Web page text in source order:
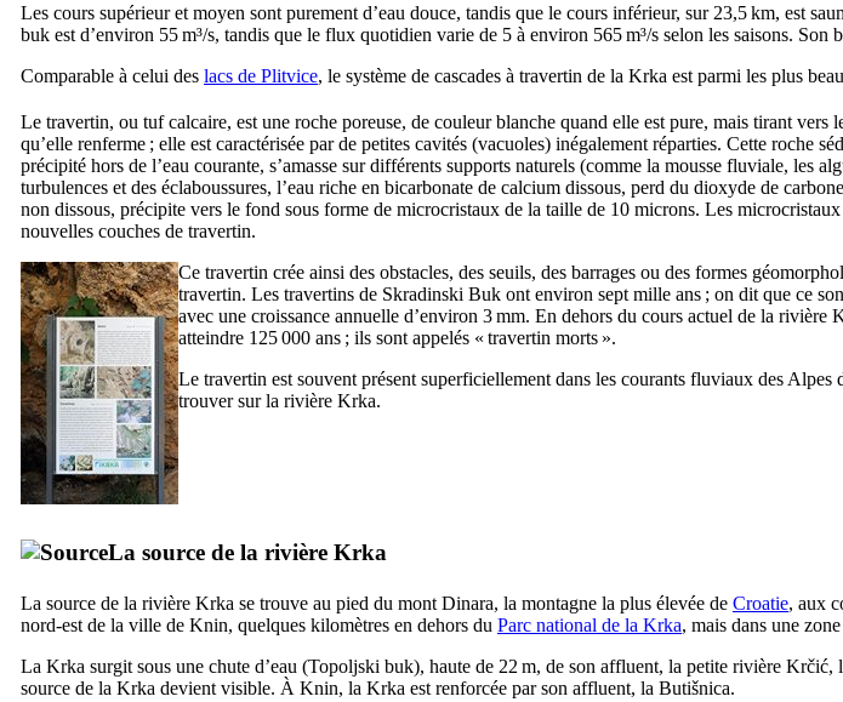
Les cours supérieur et moyen sont purement d’eau douce, tandis que le cours inférieur, sur 23,5 km, est
buk est d’environ 55 m³/s, tandis que le flux quotidien varie de 5 à environ 565 m³/s selon les saisons. Son
Comparable à celui des lacs de Plitvice, le système de cascades à travertin de la Krka est parmi les plus
Le travertin, ou tuf calcaire, est une roche poreuse, de couleur blanche quand elle est pure, mais tirant vers
qu’elle renferme ; elle est caractérisée par de petites cavités (vacuoles) inégalement réparties. Cette roche
précipité hors de l’eau courante, s’amasse sur différents supports naturels (comme la mousse fluviale, les
turbulences et des éclaboussures, l’eau riche en bicarbonate de calcium dissous, perd du dioxyde de
non dissous, précipite vers le fond sous forme de microcristaux de la taille de 10 microns. Les
nouvelles couches de travertin.
Ce travertin crée ainsi des obstacles, des seuils, des barrages ou des formes
travertin. Les travertins de Skradinski Buk ont environ sept mille ans ; on dit que ce
avec une croissance annuelle d’environ 3 mm. En dehors du cours actuel de la rivière
atteindre 125 000 ans ; ils sont appelés « travertin morts ».
Le travertin est souvent présent superficiellement dans les courants fluviaux des
trouver sur la rivière Krka.
La source de la rivière Krka
La source de la rivière Krka se trouve au pied du mont Dinara, la montagne la plus élevée de Croatie, aux
nord-est de la ville de Knin, quelques kilomètres en dehors du Parc national de la Krka, mais dans une
La Krka surgit sous une chute d’eau (Topoljski buk), haute de 22 m, de son affluent, la petite rivière Krčić,
source de la Krka devient visible. À Knin, la Krka est renforcée par son affluent, la Butišnica.